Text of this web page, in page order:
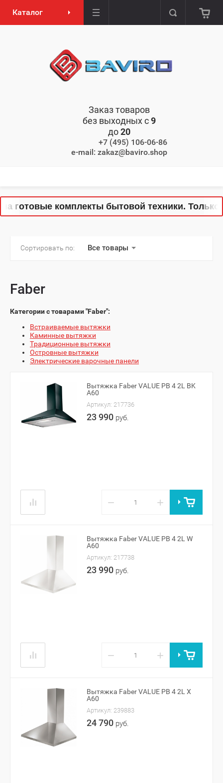
Каталог
Заказ товаров
без выходных с9
до20
+7 (495) 106-06-86
e-mail: zakaz@baviro.shop
комплекты бытовой техники. Только
Сортировать по: Все товары
Faber
Категории с товарами "Faber":
Встраиваемые вытяжки
Каминные вытяжки
Традиционные вытяжки
Островные вытяжки
Электрические варочные панели
Вытяжка Faber VALUE PB 4 2L BK
A60
Артикул: 217736
23 990 руб.
− +
Вытяжка Faber VALUE PB 4 2L W
A60
Артикул: 217738
23 990 руб.
− +
Вытяжка Faber VALUE PB 4 2L X
A60
Артикул: 239883
24 790 руб.